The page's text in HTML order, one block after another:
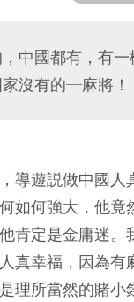
中國都有，有
沒有的─麻將！
導遊説做中國人
如何強大，他竟
肯定是金庸迷。
真幸福，因為有
理所當然的賭小